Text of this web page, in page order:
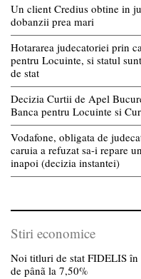
Un client Credius obtine in
dobanzii prea mari
Hotararea judecatoriei prin
pentru Locuinte, si statul
de stat
Decizia Curtii de Apel
Banca pentru Locuinte si
Vodafone, obligata de
caruia a refuzat sa-i repare
inapoi (decizia instantei)
Stiri economice
Noi titluri de stat FIDELIS
de pânã la 7,50%